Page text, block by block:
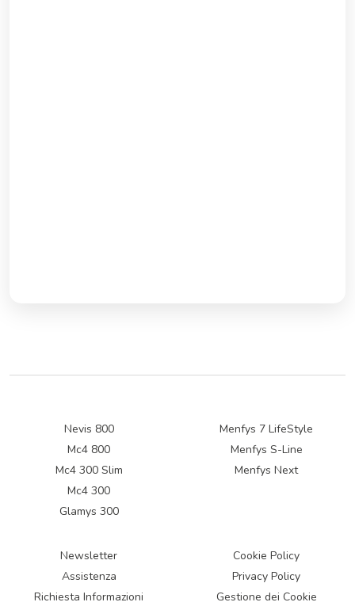
Nevis 800
Mc4 800
Mc4 300 Slim
Mc4 300
Glamys 300
Menfys 7 LifeStyle
Menfys S-Line
Menfys Next
Newsletter
Assistenza
Richiesta Informazioni
Cookie Policy
Privacy Policy
Gestione dei Cookie